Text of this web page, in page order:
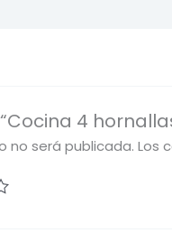
4
no será publicada. Los